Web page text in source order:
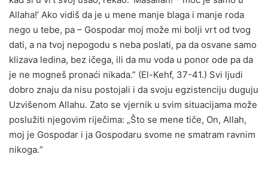
Allaha!’ Ako vidiš da je u mene manje blaga i manje roda
nego u tebe, pa – Gospodar moj može mi bolji vrt od tvog
dati, a na tvoj nepogodu s neba poslati, pa da osvane samo
klizava ledina, bez ičega, ili da mu voda u ponor ode pa da
je ne mogneš pronaći nikada.” (El-Kehf, 37-41.) Svi ljudi
dobro znaju da nisu postojali i da svoju egzistenciju duguju
Uzvišenom Allahu. Zato se vjernik u svim situacijama može
poslužiti njegovim riječima: „Što se mene tiče, On, Allah,
moj je Gospodar i ja Gospodaru svome ne smatram ravnim
nikoga.“